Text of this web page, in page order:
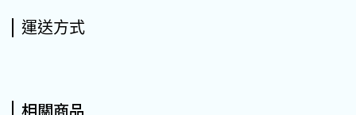
運送方式
相關商品